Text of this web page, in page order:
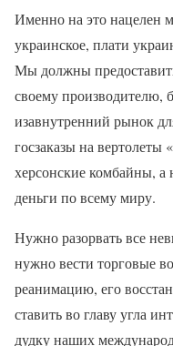
Именно на это нацелен
украинское, плати
Мы должны
своему производителю,
изавнутренний рынок
госзаказы на
херсонские комбайны, а
деньги по всему миру.
Нужно разорвать все
нужно вести торговые
реанимацию, его
ставить во главу угла
дудку наших